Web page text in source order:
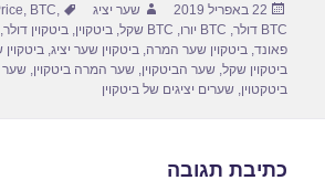
פורסם
בתאריך
22 באפריל 2019 מחבר
שער יציג תגיות , BTC,
BTC דולר
, BTC יורו , BTC שקל ,ביטקוין,ביטקוין דולר
פאונד,ביטקוין שער המרה,ביטקוין שער יציג,
ביטקוין שקל,שער הביטקוין,שער המרה ביטקוין,שער
ביטקטוין,שערים יציגים של ביטקוין
כתיבת תגובה